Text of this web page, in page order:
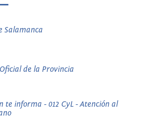
Salamanca
de la Provincia
te informa - 012 CyL - Atención al